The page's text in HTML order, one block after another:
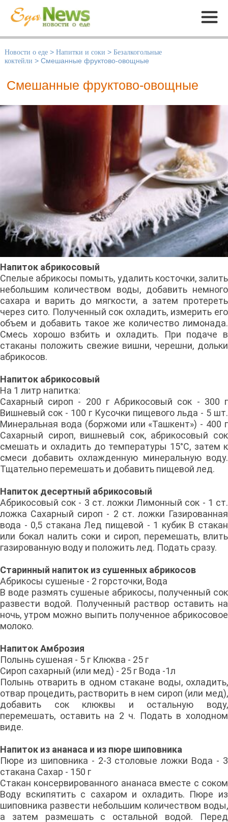
Меню
Новости о еде > Напитки и соки > Безалкогольные
коктейли > Смешанные фруктово-овощные
Смешанные фруктово-овощные
Напиток абрикосовый
Спелые абрикосы помыть, удалить косточки, залить
небольшим количеством воды, добавить немного
сахара и варить до мягкости, а затем протереть
через сито. Полученный сок охладить, измерить его
объем и добавить такое же количество лимонада.
Смесь хорошо взбить и охладить. При подаче в
стаканы положить свежие вишни, черешни, дольки
абрикосов.
Напиток абрикосовый
На 1 литр напитка:
Сахарный сироп - 200 г Абрикосовый сок - 300 г
Вишневый сок - 100 г Кусочки пищевого льда - 5 шт.
Минеральная вода (боржоми или «Ташкент») - 400 г
Сахарный сироп, вишневый сок, абрикосовый сок
смешать и охладить до температуры 15°С, затем к
смеси добавить охлажденную минеральную воду.
Тщательно перемешать и добавить пищевой лед.
Напиток десертный абрикосовый
Абрикосовый сок - 3 ст. ложки Лимонный сок - 1 ст.
ложка Сахарный сироп - 2 ст. ложки Газированная
вода - 0,5 стакана Лед пищевой - 1 кубик В стакан
или бокал налить соки и сироп, перемешать, влить
газированную воду и положить лед. Подать сразу.
Старинный напиток из сушенных абрикосов
Абрикосы сушеные - 2 горсточки, Вода
В воде размять сушеные абрикосы, полученный сок
развести водой. Полученный раствор оставить на
ночь, утром можно выпить полученное абрикосовое
молоко.
Напиток Амброзия
Полынь сушеная - 5 г Клюква - 25 г
Сироп сахарный (или мед) - 25 г Вода -1л
Полынь отварить в одном стакане воды, охладить,
отвар процедить, растворить в нем сироп (или мед),
добавить сок клюквы и остальную воду,
перемешать, оставить на 2 ч. Подать в холодном
виде.
Напиток из ананаса и из пюре шиповника
Пюре из шиповника - 2-3 столовые ложки Вода - 3
стакана Сахар - 150 г
Стакан консервированного ананаса вместе с соком
Воду вскипятить с сахаром и охладить. Пюре из
шиповника развести небольшим количеством воды,
а затем размешать с остальной водой. Перед